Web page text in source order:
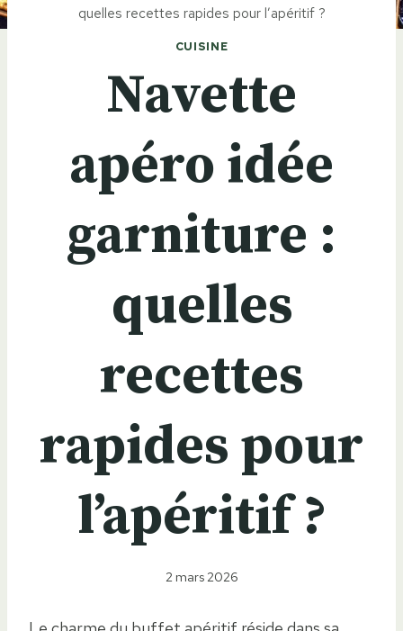
quelles recettes rapides pour l’apéritif ?
CUISINE
Navette
apéro idée
garniture :
quelles
recettes
rapides pour
l’apéritif ?
2 mars 2026